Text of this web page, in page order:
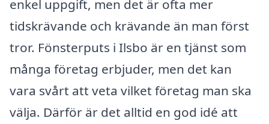
enkel uppgift, men det är ofta mer
tidskrävande och krävande än man först
tror. Fönsterputs i Ilsbo är en tjänst som
många företag erbjuder, men det kan
vara svårt att veta vilket företag man ska
välja. Därför är det alltid en god idé att